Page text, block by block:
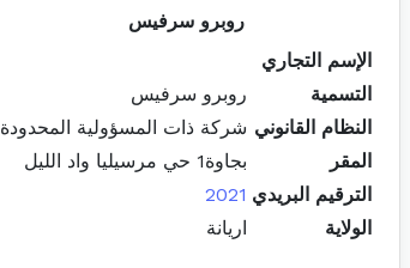
روبرو سرفيس
الإسم التجاري
التسمية
روبرو سرفيس
النظام القانوني شركة ذات المسؤولية المحدودة
المقر
بجاوة1 حي مرسيليا واد الليل
الترقيم البريدي 2021
الولاية
اريانة